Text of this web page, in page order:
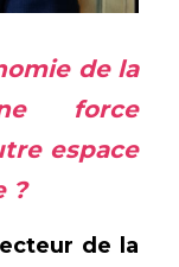
de la
force
espace
?
de la